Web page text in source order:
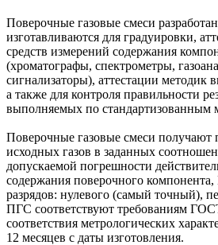
Поверочные газовые смеси
изготавливаются для градуировки,
средств измерений содержания
(хроматографы, спектрометры,
сигнализаторы), аттестации методик
а также для контроля правильности
выполняемых по стандартизованным
Поверочные газовые смеси
исходных газов в заданных
допускаемой погрешности
содержания поверочного
разрядов: нулевого (самый точный),
ПГС соответствуют требованиям
соответствия метрологических
12 месяцев с даты изготовления.